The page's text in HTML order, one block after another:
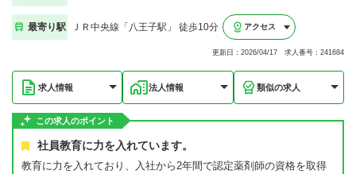
最寄り駅 ＪＲ中央線「八王子駅」 徒歩10分 アクセス
更新日：2026/04/17 求人番号：241684
求人情報 法人情報 類似の求人
この求人のポイント
社員教育に力を入れています。
教育に力を入れており、入社から2年間で認定薬剤師の資格を取得